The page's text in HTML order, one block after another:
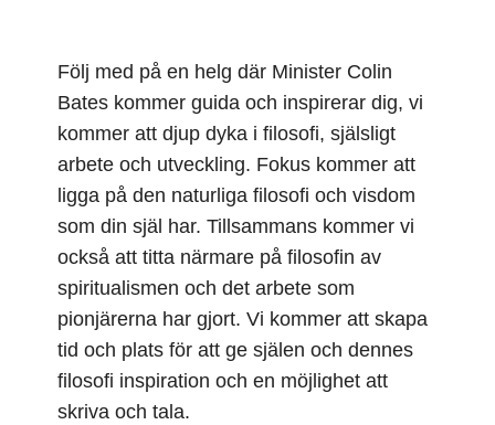
Följ med på en helg där Minister Colin
Bates kommer guida och inspirerar dig, vi
kommer att djup dyka i filosofi, själsligt
arbete och utveckling. Fokus kommer att
ligga på den naturliga filosofi och visdom
som din själ har. Tillsammans kommer vi
också att titta närmare på filosofin av
spiritualismen och det arbete som
pionjärerna har gjort. Vi kommer att skapa
tid och plats för att ge själen och dennes
filosofi inspiration och en möjlighet att
skriva och tala.